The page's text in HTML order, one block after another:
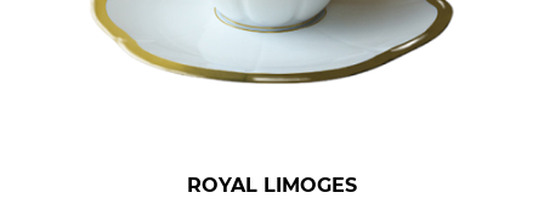
ROYAL LIMOGES